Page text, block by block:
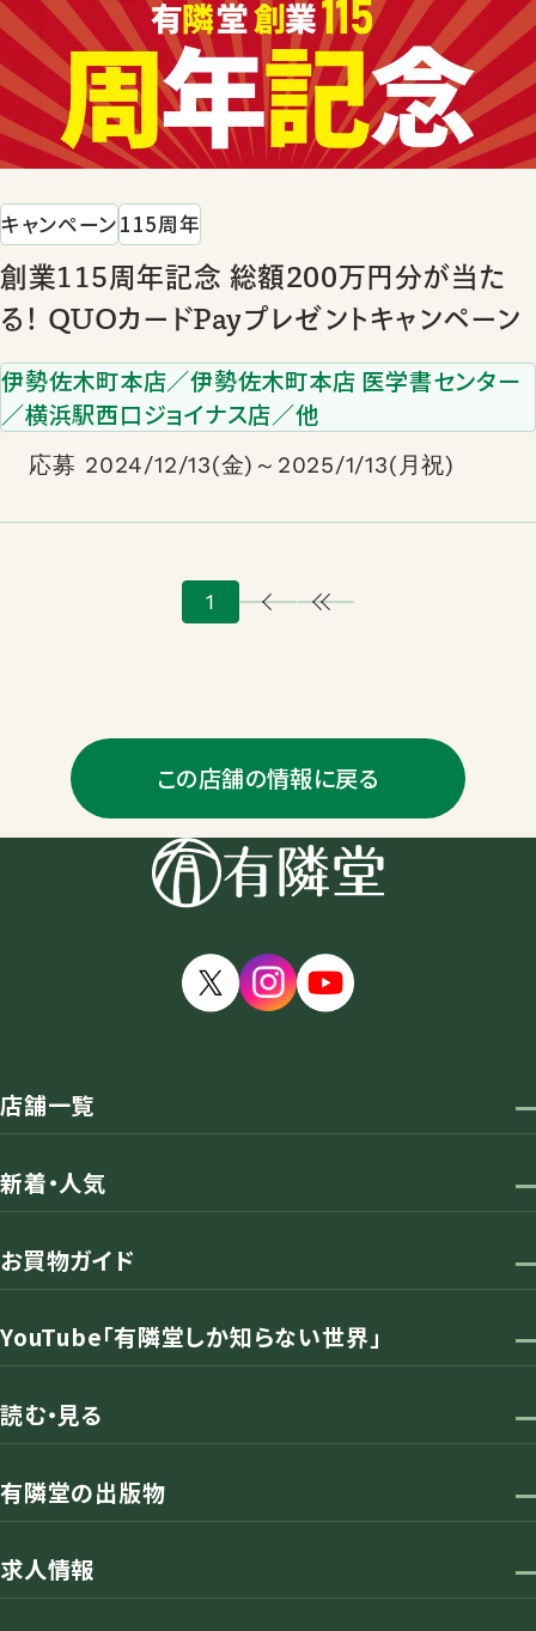
キャンペーン115周年
創業115周年記念 総額200万円分が当た
る！ QUOカードPayプレゼントキャンペーン
伊勢佐木町本店／伊勢佐木町本店 医学書センター
／横浜駅西口ジョイナス店／他
応募 2024/12/13(金)～2025/1/13(月祝)
1
この店舗の情報に戻る
店舗一覧
新着・人気
お買物ガイド
YouTube「有隣堂しか知らない世界」
読む・見る
有隣堂の出版物
求人情報